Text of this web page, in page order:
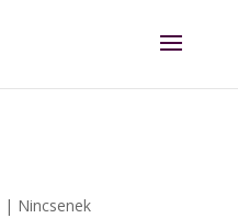
| Nincsenek